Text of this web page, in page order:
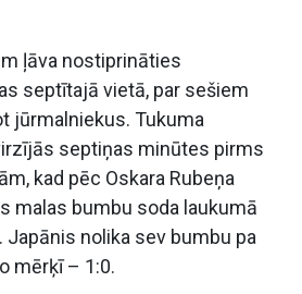
ļāva nostiprināties
septītajā vietā, par sešiem
jūrmalniekus. Tukuma
septiņas minūtes pirms
kad pēc Oskara Rubeņa
malas bumbu soda laukumā
Japānis nolika sev bumbu pa
mērķī – 1:0.